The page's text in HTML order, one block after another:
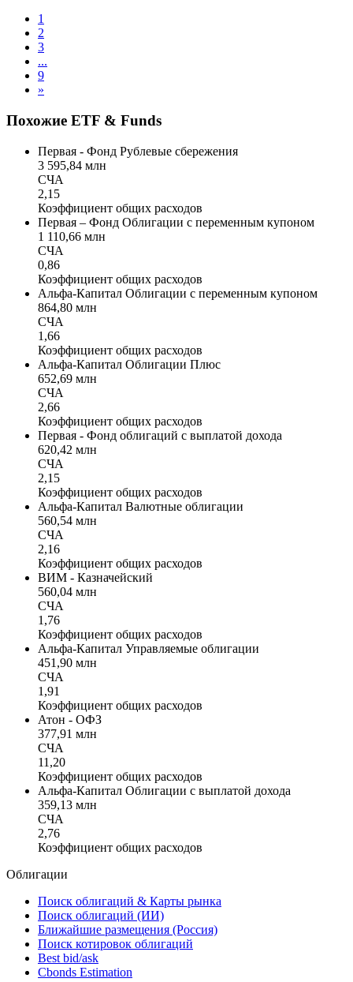
1
2
3
...
9
»
Похожие ETF & Funds
Первая - Фонд Рублевые сбережения
3 595,84 млн
СЧА
2,15
Коэффициент общих расходов
Первая – Фонд Облигации с переменным купоном
1 110,66 млн
СЧА
0,86
Коэффициент общих расходов
Альфа-Капитал Облигации с переменным купоном
864,80 млн
СЧА
1,66
Коэффициент общих расходов
Альфа-Капитал Облигации Плюс
652,69 млн
СЧА
2,66
Коэффициент общих расходов
Первая - Фонд облигаций с выплатой дохода
620,42 млн
СЧА
2,15
Коэффициент общих расходов
Альфа-Капитал Валютные облигации
560,54 млн
СЧА
2,16
Коэффициент общих расходов
ВИМ - Казначейский
560,04 млн
СЧА
1,76
Коэффициент общих расходов
Альфа-Капитал Управляемые облигации
451,90 млн
СЧА
1,91
Коэффициент общих расходов
Атон - ОФЗ
377,91 млн
СЧА
11,20
Коэффициент общих расходов
Альфа-Капитал Облигации с выплатой дохода
359,13 млн
СЧА
2,76
Коэффициент общих расходов
Облигации
Поиск облигаций & Карты рынка
Поиск облигаций (ИИ)
Ближайшие размещения (Россия)
Поиск котировок облигаций
Best bid/ask
Cbonds Estimation